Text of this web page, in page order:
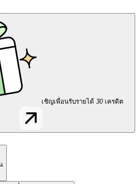
เชิญเพื่อนรับรายได้ 30 เครดิต